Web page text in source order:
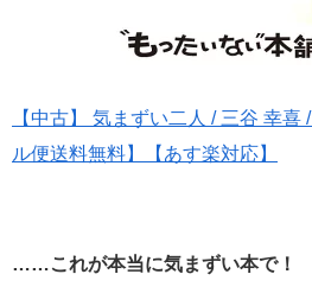
【中古】 気まずい二人 / 三谷 幸
ル便送料無料】【あす楽対応】
……これが本当に気まずい本で！